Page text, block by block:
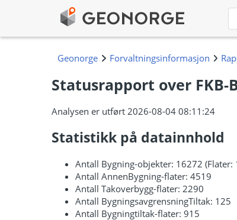
Statusrapport over FKB-
Analysen er utført 2026-08-04 08:11:24
Statistikk på datainnhold
Antall Bygning-objekter: 16272
Antall AnnenBygning-flater: 4519
Antall Takoverbygg-flater: 2290
Antall BygningsavgrensningTiltak: 125
Antall Bygningtiltak-flater: 915